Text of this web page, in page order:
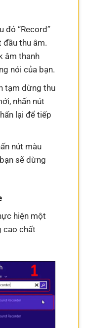
đỏ “Record”
đầu thu âm.
âm thanh
nói của bạn.
tạm dừng thu
nhấn nút
lại để tiếp
nút màu
sẽ dừng
hiện một
cao chất